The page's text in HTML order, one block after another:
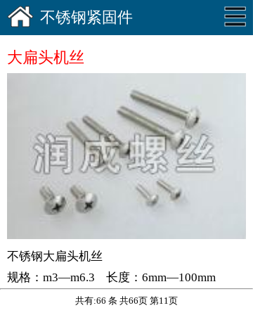
不锈钢紧固件
大扁头机丝
不锈钢大扁头机丝
规格：m3—m6.3 长度：6mm—100mm
共有:66 条 共66页 第11页